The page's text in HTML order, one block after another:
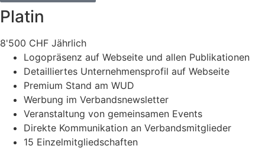
Platin
8'500 CHF Jährlich
Logopräsenz auf Webseite und allen Publikationen
Detailliertes Unternehmensprofil auf Webseite
Premium Stand am WUD
Werbung im Verbandsnewsletter
Veranstaltung von gemeinsamen Events
Direkte Kommunikation an Verbandsmitglieder
15 Einzelmitgliedschaften